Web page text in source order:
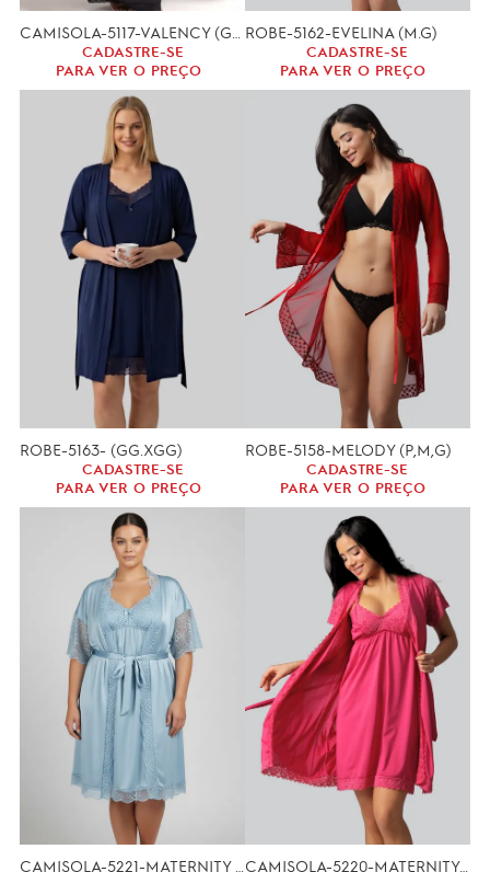
CADASTRE-SE
PARA VER O PREÇO
ROBE-5162-EVELINA (M.G)
CADASTRE-SE
PARA VER O PREÇO
ROBE-5163- (GG.XGG)
CADASTRE-SE
PARA VER O PREÇO
ROBE-5158-MELODY (P,M,G)
CADASTRE-SE
PARA VER O PREÇO
CAMISOLA-5220-MATERNITY (M,G)-CONJUNTO